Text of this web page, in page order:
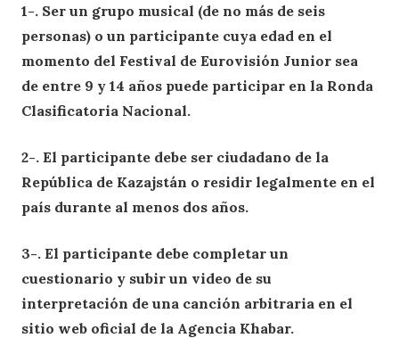
1-. Ser un grupo musical (de no más de seis
personas) o un participante cuya edad en el
momento del Festival de Eurovisión Junior sea
de entre 9 y 14 años puede participar en la Ronda
Clasificatoria Nacional.
2-. El participante debe ser ciudadano de la
República de Kazajstán o residir legalmente en el
país durante al menos dos años.
3-. El participante debe completar un
cuestionario y subir un video de su
interpretación de una canción arbitraria en el
sitio web oficial de la Agencia Khabar.